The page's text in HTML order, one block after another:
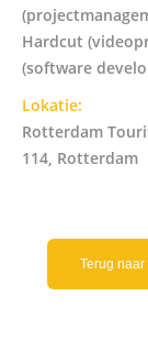
Hardcut
(software
Lokatie:
Rotterdam
114, Rotterdam
Terug